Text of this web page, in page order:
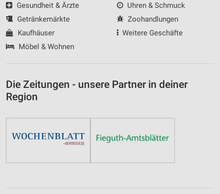
Gesundheit & Ärzte
Getränkemärkte
Kaufhäuser
Möbel & Wohnen
Uhren & Schmuck
Zoohandlungen
Weitere Geschäfte
Die Zeitungen - unsere Partner in deiner
Region